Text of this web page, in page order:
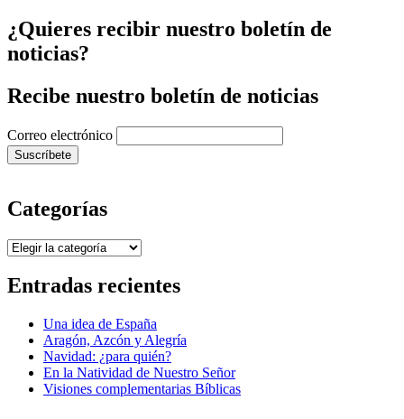
¿Quieres recibir nuestro boletín de
noticias?
Recibe nuestro boletín de noticias
Correo electrónico
Categorías
Categorías
Entradas recientes
Una idea de España
Aragón, Azcón y Alegría
Navidad: ¿para quién?
En la Natividad de Nuestro Señor
Visiones complementarias Bíblicas